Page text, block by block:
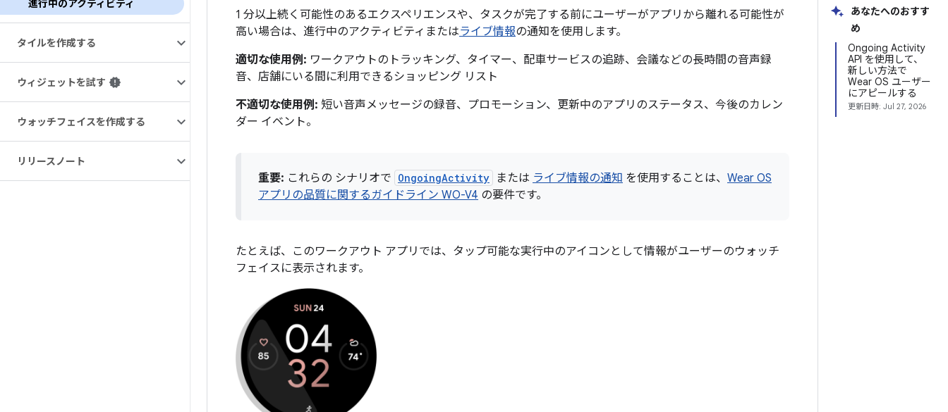
進行中のアクティビティ
タイルを作成する
ウィジェットを試す
ウォッチフェイスを作成する
リリースノート
あなたへのおすす
め
Ongoing Activity
API を使用して、
新しい方法で
Wear OS ユーザー
にアピールする
更新日時: Jul 27, 2026
1 分以上続く可能性のあるエクスペリエンスや、タスクが完了する前にユーザーがアプリから離れる可能性が
高い場合は、進行中のアクティビティまたはライブ情報の通知を使用します。
適切な使用例: ワークアウトのトラッキング、タイマー、配車サービスの追跡、会議などの長時間の音声録
音、店舗にいる間に利用できるショッピング リスト
不適切な使用例: 短い音声メッセージの録音、プロモーション、更新中のアプリのステータス、今後のカレン
ダー イベント。
重要: これらの シナリオで OngoingActivity または ライブ情報の通知 を使用することは、 Wear OS
アプリの品質に関するガイドライン WO-V4 の要件です。
たとえば、このワークアウト アプリでは、タップ可能な実行中のアイコンとして情報がユーザーのウォッチ
フェイスに表示されます。